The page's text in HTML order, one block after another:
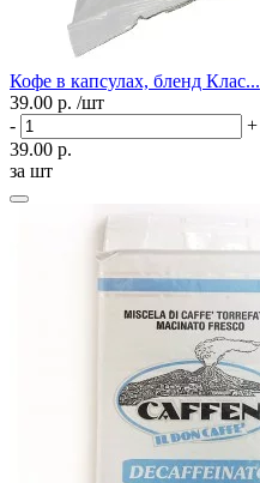
Кофе в капсулах, бленд Клас...
39.00 р. /шт
-
+
39.00 р.
за шт